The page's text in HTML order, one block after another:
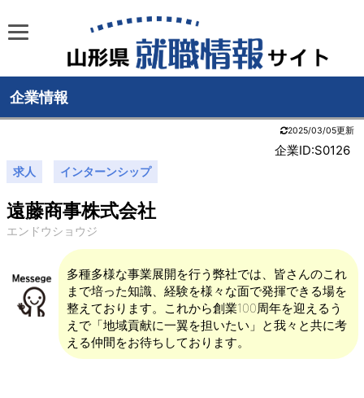
企業情報
2025/03/05更新
企業ID:S0126
求人 インターンシップ
遠藤商事株式会社
エンドウショウジ
多種多様な事業展開を行う弊社では、皆さんのこれ
まで培った知識、経験を様々な面で発揮できる場を
整えております。これから創業100周年を迎えるう
えで「地域貢献に一翼を担いたい」と我々と共に考
える仲間をお待ちしております。